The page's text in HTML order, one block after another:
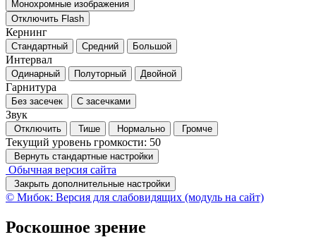
Монохромные изображения
Отключить Flash
Кернинг
Стандартный Средний Большой
Интервал
Одинарный Полуторный Двойной
Гарнитура
Без засечек С засечками
Звук
Отключить Тише Нормально Громче
Текущий уровень громкости: 50
Вернуть стандартные настройки
Обычная версия сайта
Закрыть дополнительные настройки
© Мибок: Версия для слабовидящих (модуль на сайт)
Роскошное зрение